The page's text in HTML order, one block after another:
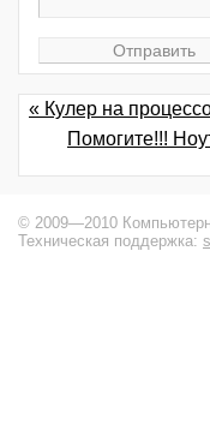
« Кулер на
Помогите!!!
© 2009—2010
Техническая поддержка: